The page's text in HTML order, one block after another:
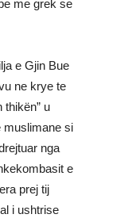
me grek se
e Gjin Bue
ne krye te
thikën” u
muslimane si
nga
e
prej tij
i ushtrise